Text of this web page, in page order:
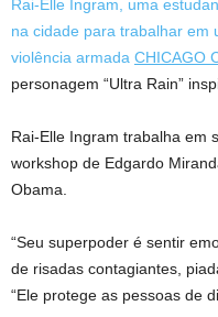
Rai-Elle Ingram, uma
na cidade para trabalhar em
violência armada CHICAGO
personagem “Ultra Rain”
Rai-Elle Ingram trabalha em
workshop de Edgardo
Obama.
“Seu superpoder é sentir
de risadas contagiantes,
“Ele protege as pessoas de